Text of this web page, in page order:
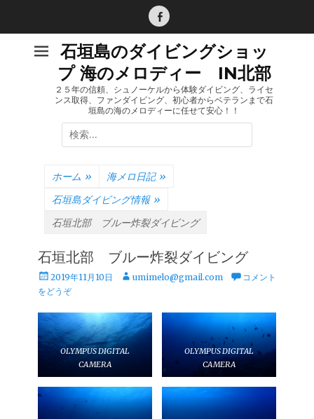
Facebook
石垣島のダイビングショッ
プ 海のメロディー IN北部
２５年の信頼、シュノーケルから体験ダイビング、ライセ
ンス取得、ファンダイビング、初心者からベテランまで石
垣島の海のメロディーに任せて安心！！
検
索:
ホーム » 海メロ日記 »
石垣島ダイビング情報 »
石垣北部 ブルー炸裂ダイビング
石垣北部 ブルー炸裂ダイビング
投
稿
2019年11月10日
投 umimelo@gmail.com
コメント
をどうぞ
OLYMPUS DIGITAL
CAMERA
OLYMPUS DIGITAL
CAMERA